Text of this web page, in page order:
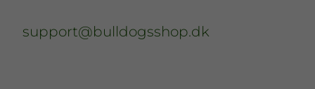
support@bulldogsshop.dk